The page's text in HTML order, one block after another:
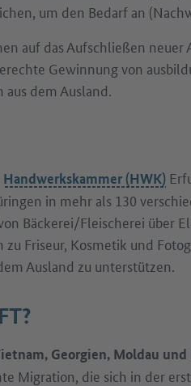
um den Bedarf an
auf das Aufschließen neuer
Gewinnung von
dem Ausland.
Handwerkskammer (HWK)
in mehr als 130
Bäckerei/Fleischerei über
Friseur, Kosmetik und
Ausland zu unterstützen.
Georgien, Moldau und
Migration, die sich in der